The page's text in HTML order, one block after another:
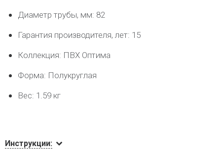
Диаметр трубы, мм: 82
Гарантия производителя, лет: 15
Коллекция: ПВХ Оптима
Форма: Полукруглая
Вес: 1.59 кг
Инструкции: